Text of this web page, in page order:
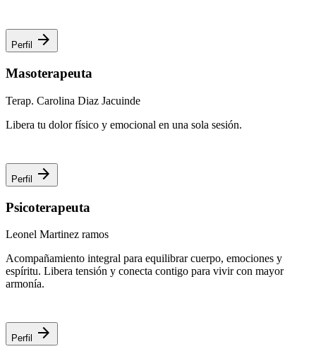
Perfil arrow_forward
Masoterapeuta
Terap. Carolina Diaz Jacuinde
Libera tu dolor físico y emocional en una sola sesión.
Perfil arrow_forward
Psicoterapeuta
Leonel Martinez ramos
Acompañamiento integral para equilibrar cuerpo, emociones y
espíritu. Libera tensión y conecta contigo para vivir con mayor
armonía.
Perfil arrow_forward